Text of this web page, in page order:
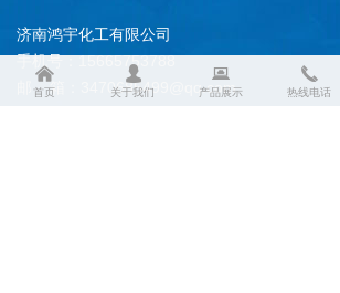
济南鸿宇化工有限公司
手机号：15665753788
邮 箱：3470685499@qq.com
낀
首页
넙
关于我们
뀵
产品展示
끅
热线电话